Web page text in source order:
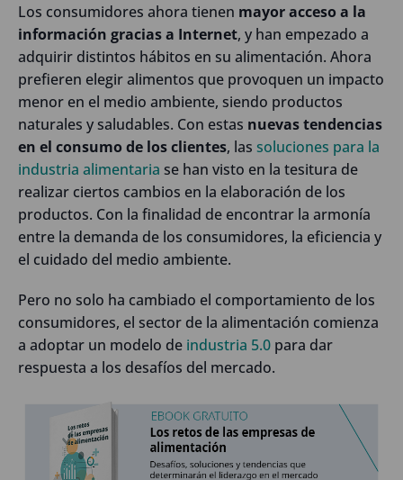
Los consumidores ahora tienen mayor acceso a la
información gracias a Internet, y han empezado a
adquirir distintos hábitos en su alimentación. Ahora
prefieren elegir alimentos que provoquen un impacto
menor en el medio ambiente, siendo productos
naturales y saludables. Con estas nuevas tendencias
en el consumo de los clientes, las soluciones para la
industria alimentaria se han visto en la tesitura de
realizar ciertos cambios en la elaboración de los
productos. Con la finalidad de encontrar la armonía
entre la demanda de los consumidores, la eficiencia y
el cuidado del medio ambiente.
Pero no solo ha cambiado el comportamiento de los
consumidores, el sector de la alimentación comienza
a adoptar un modelo de industria 5.0 para dar
respuesta a los desafíos del mercado.